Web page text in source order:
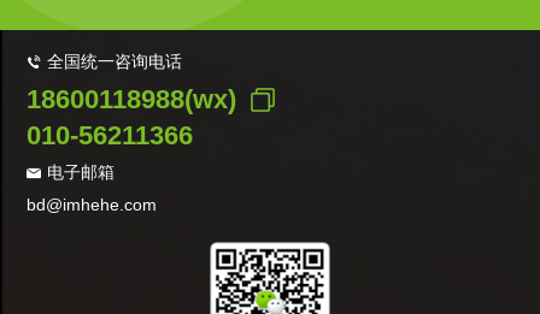
全国统一咨询电话
18600118988(wx)
010-56211366
电子邮箱
bd@imhehe.com